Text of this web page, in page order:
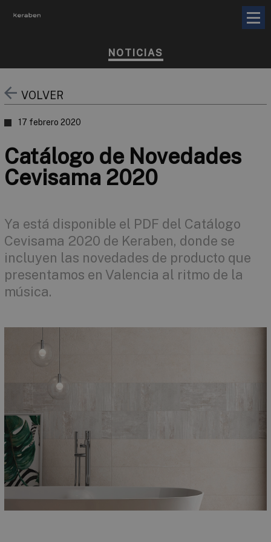
NOTICIAS
VOLVER
17 febrero 2020
Catálogo de Novedades
Cevisama 2020
Ya está disponible el PDF del Catálogo
Cevisama 2020 de Keraben, donde se
incluyen las novedades de producto que
presentamos en Valencia al ritmo de la
música.